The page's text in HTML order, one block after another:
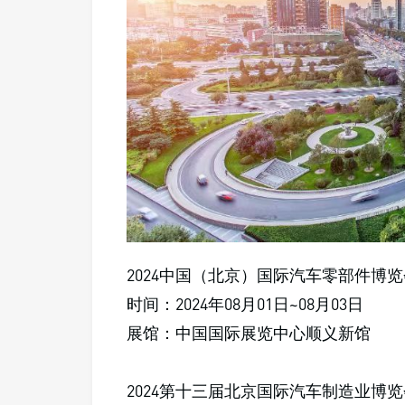
2024中国（北京）国际汽车零部件博
时间：2024年08月01日~08月03日
展馆：中国国际展览中心顺义新馆
2024第十三届北京国际汽车制造业博